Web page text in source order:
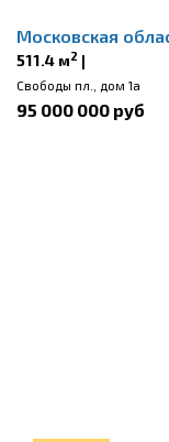
Московская
511.4 м2 |
Свободы пл., дом 1а
95 000 000 руб